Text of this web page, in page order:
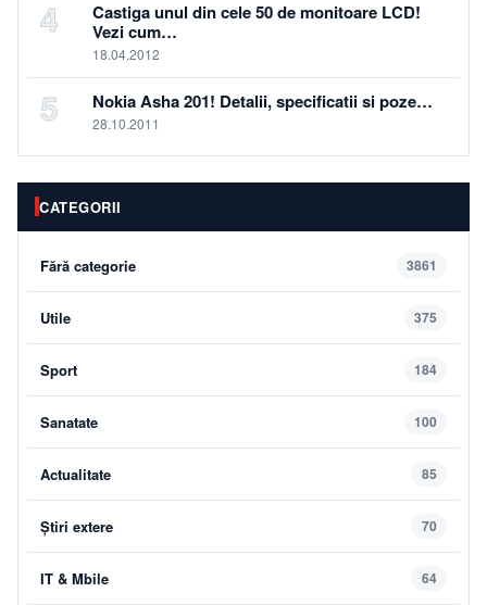
4
Castiga unul din cele 50 de monitoare LCD!
Vezi cum…
18.04.2012
5 Nokia Asha 201! Detalii, specificatii si poze…
28.10.2011
CATEGORII
Fără categorie 3861
Utile 375
Sport 184
Sanatate 100
Actualitate 85
Știri extere 70
IT & Mbile 64